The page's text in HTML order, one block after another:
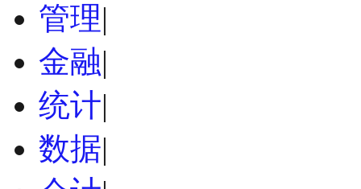
管理|
金融|
统计|
数据|